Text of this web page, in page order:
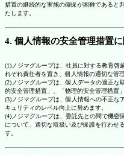
措置の継続的な実施の確保が困難であると
たします。
4. 個人情報の安全管理措置
(1)ノジマグループは、社員に対する教育啓
れぞれ責任者を置き、個人情報の適切な管
(2)ノジマグループは、個人データの適正な
的安全管理措置」、「物理的安全管理措置
(3)ノジマグループは、個人情報への不正な
キュリティのレベル向上に努めます。
(4)ノジマグループは、委託先との間で機密
について、適切な取扱い及び保護を行わせ
す。